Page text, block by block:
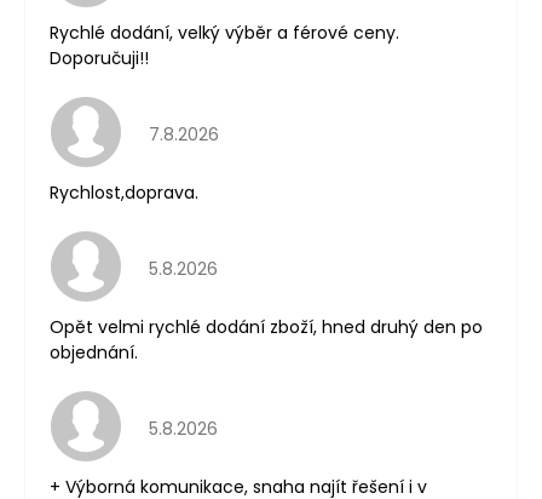
Rychlé dodání, velký výběr a férové ceny.
Doporučuji!!
Hodnocení obchodu je 5 z 5 hvězdiček.
7.8.2026
Rychlost,doprava.
Hodnocení obchodu je 5 z 5 hvězdiček.
5.8.2026
Opět velmi rychlé dodání zboží, hned druhý den po
objednání.
Hodnocení obchodu je 5 z 5 hvězdiček.
5.8.2026
+ Výborná komunikace, snaha najít řešení i v